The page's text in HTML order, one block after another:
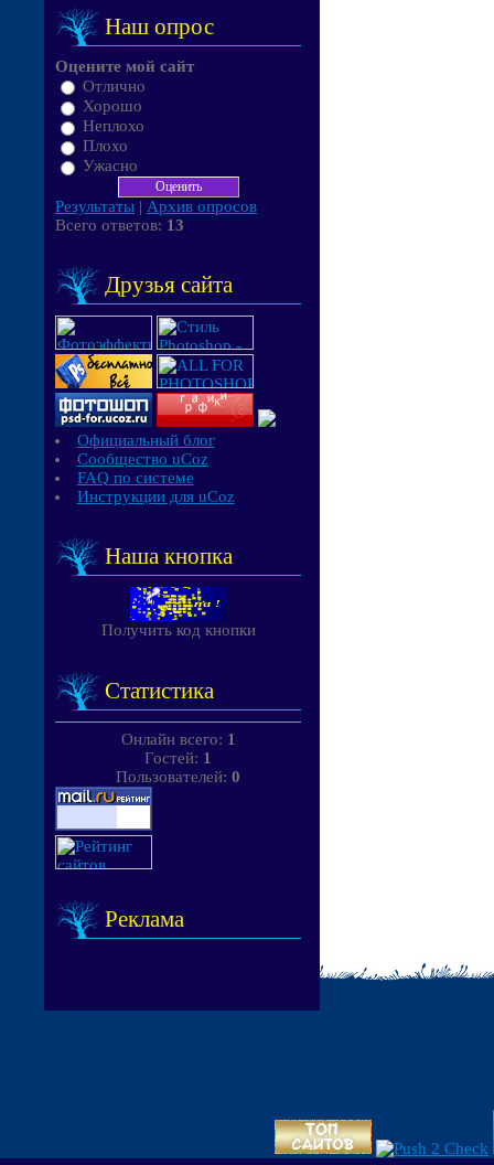
Наш опрос
Оцените мой сайт
Отлично
Хорошо
Неплохо
Плохо
Ужасно
Результаты | Архив опросов
Всего ответов: 13
Друзья сайта
Официальный блог
Сообщество uCoz
FAQ по системе
Инструкции для uCoz
Наша кнопка
Получить код кнопки
Статистика
Онлайн всего: 1
Гостей: 1
Пользователей: 0
Реклама